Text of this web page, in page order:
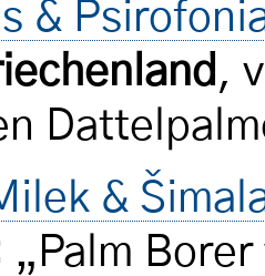
&
,
&
„Palm